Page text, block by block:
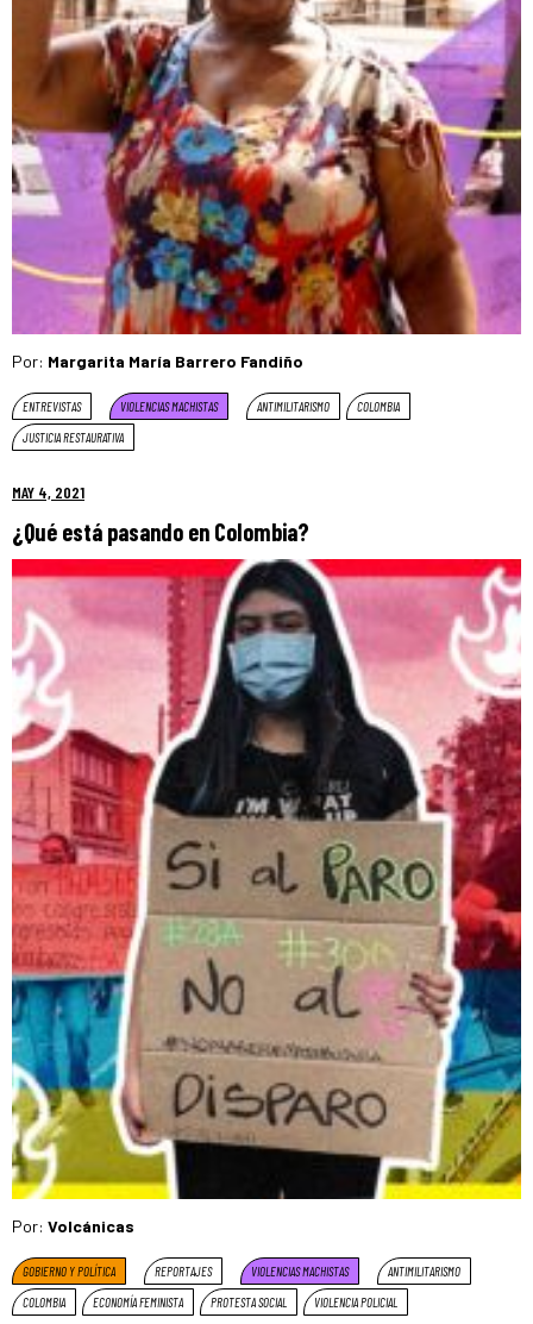
Por: Margarita María Barrero Fandiño
ENTREVISTAS VIOLENCIAS MACHISTAS ANTIMILITARISMO
COLOMBIA
JUSTICIA RESTAURATIVA
MAY 4, 2021
¿Qué está pasando en Colombia?
Por: Volcánicas
GOBIERNO Y POLÍTICA REPORTAJES VIOLENCIAS MACHISTAS
ANTIMILITARISMO
COLOMBIA
ECONOMÍA FEMINISTA PROTESTA SOCIAL VIOLENCIA POLICIAL